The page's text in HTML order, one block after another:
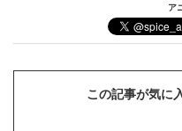
ア
この記事が気に